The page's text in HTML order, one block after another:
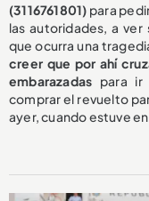
(3116761801) para
las autoridades, a
que ocurra una
creer que por ahí
embarazadas para ir
comprar el revuelto
ayer, cuando estuve en